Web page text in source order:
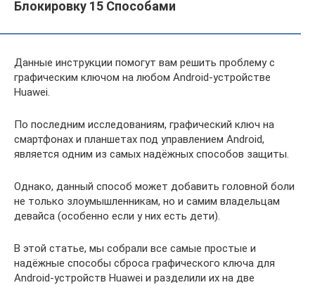
Блокировку 15 Способами
Данные инструкции помогут вам решить проблему с
графическим ключом на любом Android-устройстве
Huawei.
По последним исследованиям, графический ключ на
смартфонах и планшетах под управлением Android,
является одним из самых надёжных способов защиты.
Однако, данный способ может добавить головной боли
не только злоумышленникам, но и самим владельцам
девайса (особенно если у них есть дети).
В этой статье, мы собрали все самые простые и
надёжные способы сброса графического ключа для
Android-устройств Huawei и разделили их на две